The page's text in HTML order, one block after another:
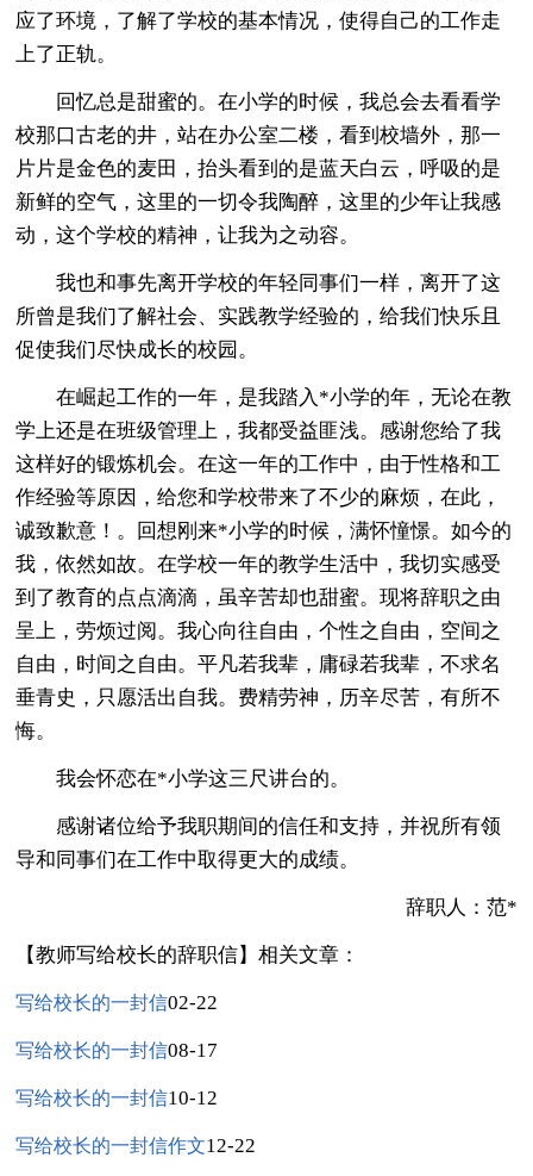
应了环境，了解了学校的基本情况，使得自己的工作走
上了正轨。
回忆总是甜蜜的。在小学的时候，我总会去看看学
校那口古老的井，站在办公室二楼，看到校墙外，那一
片片是金色的麦田，抬头看到的是蓝天白云，呼吸的是
新鲜的空气，这里的一切令我陶醉，这里的少年让我感
动，这个学校的精神，让我为之动容。
我也和事先离开学校的年轻同事们一样，离开了这
所曾是我们了解社会、实践教学经验的，给我们快乐且
促使我们尽快成长的校园。
在崛起工作的一年，是我踏入*小学的年，无论在教
学上还是在班级管理上，我都受益匪浅。感谢您给了我
这样好的锻炼机会。在这一年的工作中，由于性格和工
作经验等原因，给您和学校带来了不少的麻烦，在此，
诚致歉意！。回想刚来*小学的时候，满怀憧憬。如今的
我，依然如故。在学校一年的教学生活中，我切实感受
到了教育的点点滴滴，虽辛苦却也甜蜜。现将辞职之由
呈上，劳烦过阅。我心向往自由，个性之自由，空间之
自由，时间之自由。平凡若我辈，庸碌若我辈，不求名
垂青史，只愿活出自我。费精劳神，历辛尽苦，有所不
悔。
我会怀恋在*小学这三尺讲台的。
感谢诸位给予我职期间的信任和支持，并祝所有领
导和同事们在工作中取得更大的成绩。
辞职人：范*
【教师写给校长的辞职信】相关文章：
写给校长的一封信02-22
写给校长的一封信08-17
写给校长的一封信10-12
写给校长的一封信作文12-22